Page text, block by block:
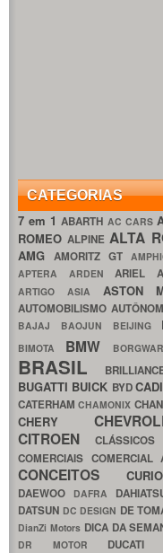
CATEGORIAS
7 em 1ABARTH AC CARS
ROMEOALPINEALTA
AMG AMORITZ GT
APTERA ARDEN ARIEL
ARTIGO ASIA ASTON
AUTOMOBILISMO
BAJAJ BAOJUN BEIJING
BIMOTA BMW
BRASIL
BUGATTI BUICK BYD
CATERHAMCHAMONIX
CHERY
CITROEN CLÁSSICOS
COMERCIAIS
CONCEITOS
DAEWOO DAFRA
DATSUN DC DESIGN DE
DianZi Motors DICA DA
DR MOTOR DUCATI